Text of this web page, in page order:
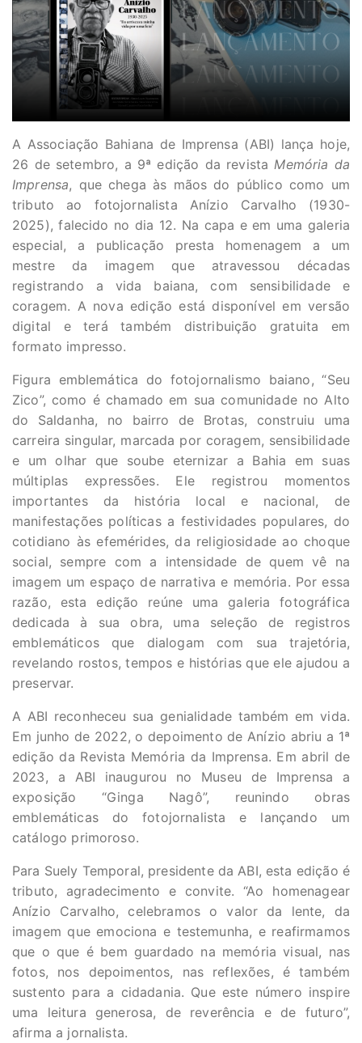
A Associação Bahiana de Imprensa (ABI) lança hoje,
26 de setembro, a 9ª edição da revistaMemória da
Imprensa, que chega às mãos do público como um
tributo ao fotojornalista Anízio Carvalho (1930-
2025), falecido no dia 12. Na capa e em uma galeria
especial, a publicação presta homenagem a um
mestre da imagem que atravessou décadas
registrando a vida baiana, com sensibilidade e
coragem. A nova edição está disponível em versão
digital e terá também distribuição gratuita em
formato impresso.
Figura emblemática do fotojornalismo baiano, “Seu
Zico”, como é chamado em sua comunidade no Alto
do Saldanha, no bairro de Brotas, construiu uma
carreira singular, marcada por coragem, sensibilidade
e um olhar que soube eternizar a Bahia em suas
múltiplas expressões. Ele registrou momentos
importantes da história local e nacional, de
manifestações políticas a festividades populares, do
cotidiano às efemérides, da religiosidade ao choque
social, sempre com a intensidade de quem vê na
imagem um espaço de narrativa e memória. Por essa
razão, esta edição reúne uma galeria fotográfica
dedicada à sua obra, uma seleção de registros
emblemáticos que dialogam com sua trajetória,
revelando rostos, tempos e histórias que ele ajudou a
preservar.
A ABI reconheceu sua genialidade também em vida.
Em junho de 2022, o depoimento de Anízio abriu a 1ª
edição da Revista Memória da Imprensa. Em abril de
2023, a ABI inaugurou no Museu de Imprensa a
exposição “Ginga Nagô”, reunindo obras
emblemáticas do fotojornalista e lançando um
catálogo primoroso.
Para Suely Temporal, presidente da ABI, esta edição é
tributo, agradecimento e convite. “Ao homenagear
Anízio Carvalho, celebramos o valor da lente, da
imagem que emociona e testemunha, e reafirmamos
que o que é bem guardado na memória visual, nas
fotos, nos depoimentos, nas reflexões, é também
sustento para a cidadania. Que este número inspire
uma leitura generosa, de reverência e de futuro”,
afirma a jornalista.